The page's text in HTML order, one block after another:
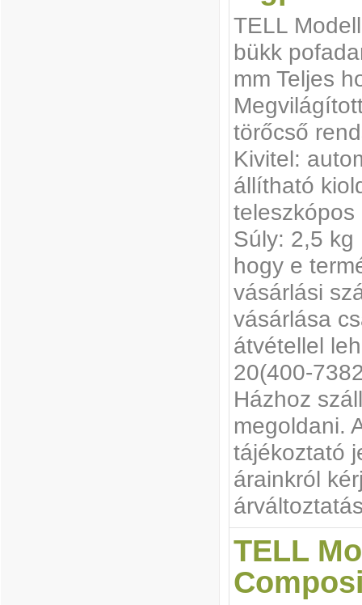
TELL
bükk
mm Teljes
törőcső
Kivitel:
állítható
Súly: 2,5 kg
hogy e
vásárlási
vásárlása
átvétellel
20(400-
Házhoz
megoldani.
tájékoztató
árainkról
TELL